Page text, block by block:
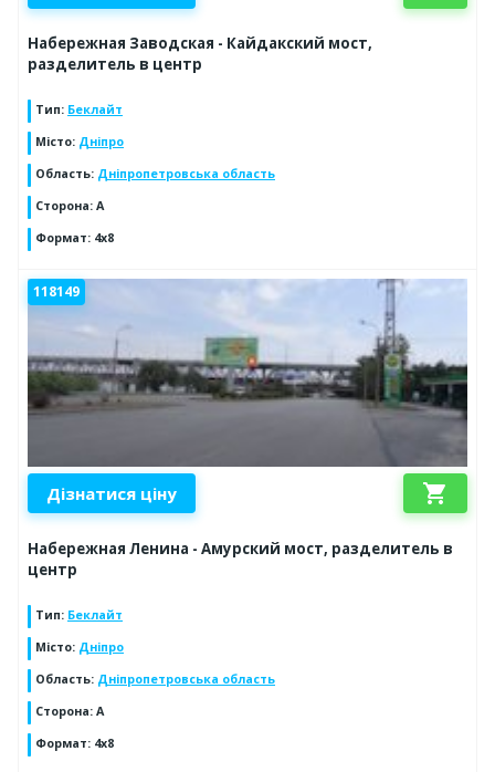
Набережная Заводская - Кайдакский мост,
разделитель в центр
Тип: Беклайт
Місто: Дніпро
Область: Дніпропетровська область
Сторона: A
Формат: 4х8
118149
Дізнатися ціну shopping_cart
Набережная Ленина - Амурский мост, разделитель в
центр
Тип: Беклайт
Місто: Дніпро
Область: Дніпропетровська область
Сторона: A
Формат: 4х8